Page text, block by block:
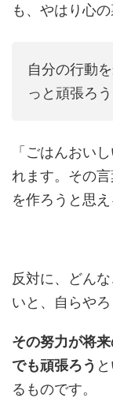
も、やはり心
自分の行動
っと頑張ろ
「ごはんおい
れます。その
を作ろうと思え
反対に、どん
いと、自らやろ
その努力が将
でも頑張ろう
るものです。